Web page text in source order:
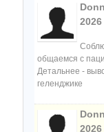
общаемся с
Детальнее -
геленджике